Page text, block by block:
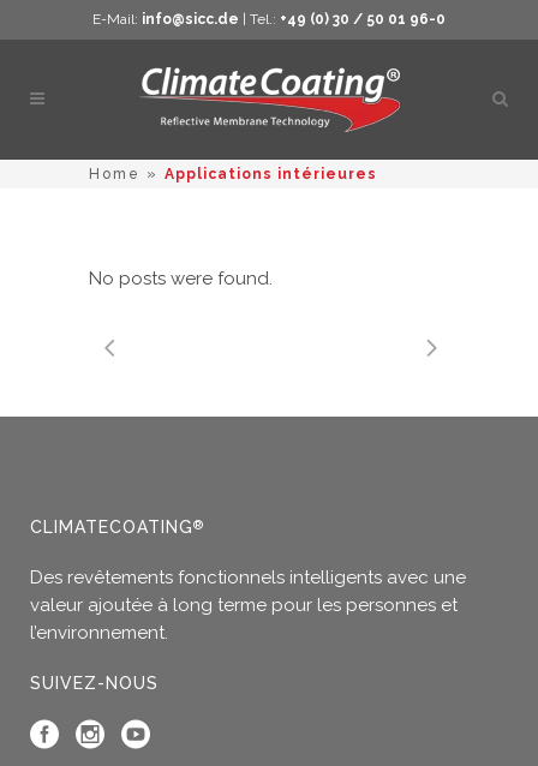
E-Mail: info@sicc.de | Tel.: +49 (0) 30 / 50 01 96-0
Home » Applications intérieures
No posts were found.
CLIMATECOATING®
Des revêtements fonctionnels intelligents avec une
valeur ajoutée à long terme pour les personnes et
l’environnement.
SUIVEZ-NOUS